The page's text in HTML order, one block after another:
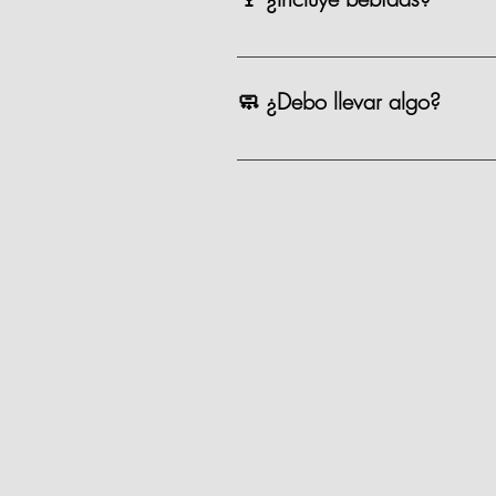
Incluye una copa de vino o
🧼 ¿Debo llevar algo?
No, tú solo llegas con ganas de